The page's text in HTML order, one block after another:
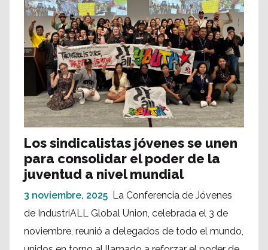
Los sindicalistas jóvenes se unen
para consolidar el poder de la
juventud a nivel mundial
3 noviembre, 2025 La Conferencia de Jóvenes
de IndustriALL Global Union, celebrada el 3 de
noviembre, reunió a delegados de todo el mundo,